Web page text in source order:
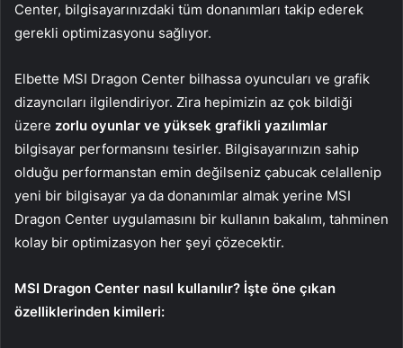
Center, bilgisayarınızdaki tüm donanımları takip ederek
gerekli optimizasyonu sağlıyor.
Elbette MSI Dragon Center bilhassa oyuncuları ve grafik
dizayncıları ilgilendiriyor. Zira hepimizin az çok bildiği
üzere zorlu oyunlar ve yüksek grafikli yazılımlar
bilgisayar performansını tesirler. Bilgisayarınızın sahip
olduğu performanstan emin değilseniz çabucak celallenip
yeni bir bilgisayar ya da donanımlar almak yerine MSI
Dragon Center uygulamasını bir kullanın bakalım, tahminen
kolay bir optimizasyon her şeyi çözecektir.
MSI Dragon Center nasıl kullanılır? İşte öne çıkan
özelliklerinden kimileri: